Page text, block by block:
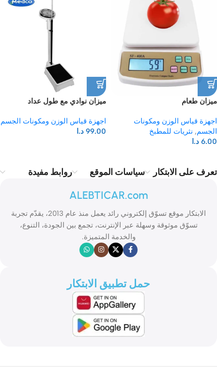
ميزان طعام
اجهزة قياس الوزن ومكونات
الجسم, نثريات للمطبخ
6.00 د.ا
ميزان نوادي مع طول عداد
اجهزة قياس الوزن ومكونات الجسم
99.00 د.ا
تعرف على الابتكار سياسات الموقع روابط مفيدة
ALEBTICAR.com
الابتكار موقع تسوّق إلكتروني رائد يعمل منذ عام 2013، يقدّم تجربة
تسوّق موثوقة وسهلة عبر الإنترنت، تجمع بين الجودة، التنوع،
والخدمة المتميزة.
حمل تطبيق الابتكار